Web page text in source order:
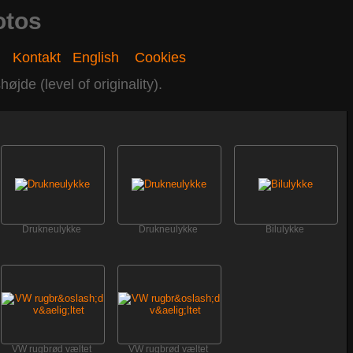
Kontakt English
Cookies
(level of originality).
Drukneulykke Drukneulykke Bilulykke
VW rugbrød væltet VW rugbrød væltet